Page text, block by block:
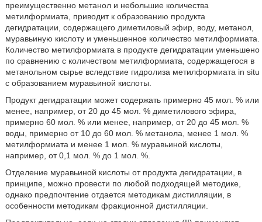
преимущественно метанол и небольшие количества
метилформиата, приводит к образованию продукта
дегидратации, содержащего диметиловый эфир, воду, метанол,
муравьиную кислоту и уменьшенное количество метилформиата.
Количество метилформиата в продукте дегидратации уменьшено
по сравнению с количеством метилформиата, содержащегося в
метанольном сырье вследствие гидролиза метилформиата in situ
с образованием муравьиной кислоты.
Продукт дегидратации может содержать примерно 45 мол. % или
менее, например, от 20 до 45 мол. % диметилового эфира,
примерно 60 мол. % или менее, например, от 20 до 45 мол. %
воды, примерно от 10 до 60 мол. % метанола, менее 1 мол. %
метилформиата и менее 1 мол. % муравьиной кислоты,
например, от 0,1 мол. % до 1 мол. %.
Отделение муравьиной кислоты от продукта дегидратации, в
принципе, можно провести по любой подходящей методике,
однако предпочтение отдается методикам дистилляции, в
особенности методикам фракционной дистилляции.